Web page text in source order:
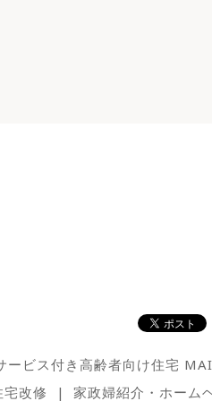
ービス付き高齢者向け住宅
改修
家政婦紹介・ホーム